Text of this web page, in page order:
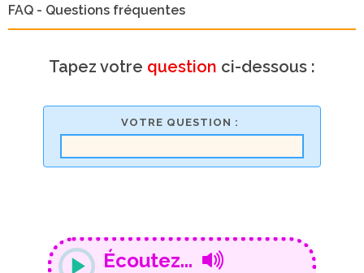
FAQ - Questions fréquentes
Tapez votre question ci-dessous :
VOTRE QUESTION :
Écoutez...